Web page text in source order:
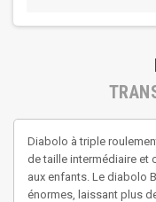
Diabolo à triple
de taille intermédiaire et
aux enfants. Le diabolo
énormes, laissant plus